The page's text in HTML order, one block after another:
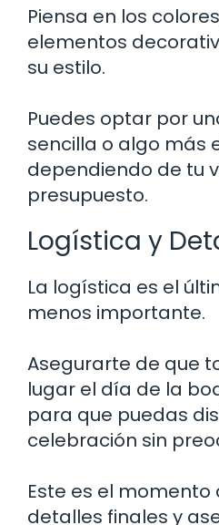
Piensa en los
elementos
su estilo.
Puedes optar por
sencilla o algo más
dependiendo de tu
presupuesto.
Logística y
La logística es el
menos importante.
Asegurarte de que
lugar el día de la
para que puedas
celebración sin
Este es el
detalles finales y